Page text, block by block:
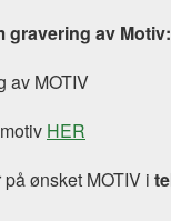
gravering av Motiv:
av MOTIV
HER
ønsket MOTIV i